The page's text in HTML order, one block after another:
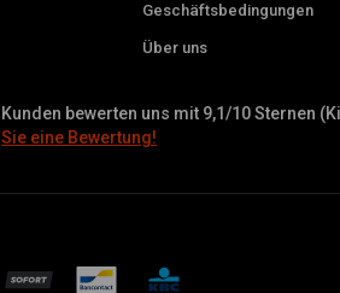
Geschäftsbedingungen
Über uns
Kunden bewerten uns mit 9,1/10 Sternen
Sie eine Bewertung!